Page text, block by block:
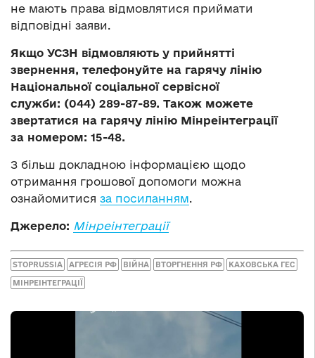
не мають права відмовлятися приймати
відповідні заяви.
Якщо УСЗН відмовляють у прийнятті
звернення, телефонуйте на гарячу лінію
Національної соціальної сервісної
служби: (044) 289-87-89. Також можете
звертатися на гарячу лінію Мінреінтеграції
за номером: 15-48.
З більш докладною інформацією щодо
отримання грошової допомоги можна
ознайомитися за посиланням.
Джерело: Мінреінтеграції
STOPRUSSIA АГРЕСІЯ РФ ВІЙНА ВТОРГНЕННЯ РФ КАХОВСЬКА ГЕС
МІНРЕІНТЕГРАЦІЇ